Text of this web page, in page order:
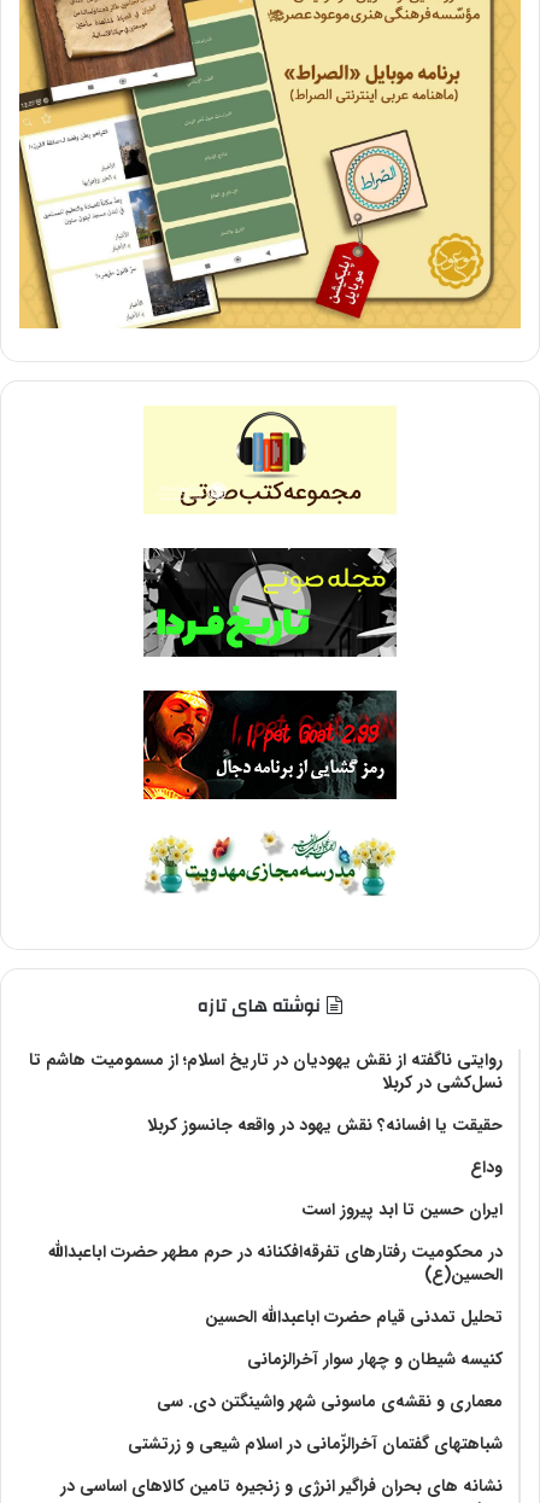
نوشته های تازه
روایتی ناگفته از نقش یهودیان در تاریخ اسلام؛ از مسمومیت هاشم تا
نسل‌کشی در کربلا
حقیقت یا افسانه؟‌ نقش یهود در واقعه جانسوز کربلا
وداع
ایران حسین تا ابد پیروز است
در محکومیت رفتارهای تفرقه‌افکنانه در حرم مطهر حضرت اباعبدالله
الحسین(ع)
تحلیل تمدنی قیام حضرت اباعبدالله الحسین
کنیسه شیطان و چهار سوار آخرالزمانی
معماری و نقشه‌ی ماسونی شهر واشينگتن دی. سی
شباهتهای گفتمان آخر‌الزّمانی در اسلام شیعی و زرتشتی
نشانه های بحران فراگیر انرژی و زنجیره تامین کالاهای اساسی در